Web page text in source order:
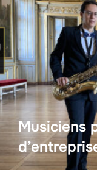
Musiciens